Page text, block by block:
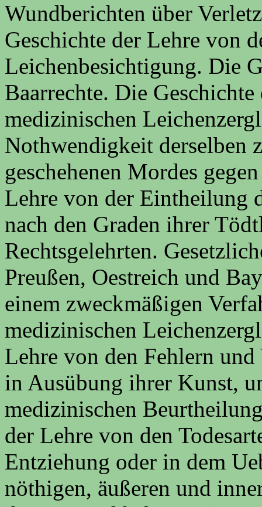
Wundberichten über
Geschichte der Lehre von
Leichenbesichtigung. Die
Baarrechte. Die
medizinischen
Nothwendigkeit derselben
geschehenen Mordes
Lehre von der Eintheilung
nach den Graden ihrer
Rechtsgelehrten.
Preußen, Oestreich und
einem zweckmäßigen
medizinischen
Lehre von den Fehlern
in Ausübung ihrer Kunst,
medizinischen
der Lehre von den
Entziehung oder in dem
nöthigen, äußeren und